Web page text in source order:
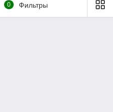
0 Фильтры